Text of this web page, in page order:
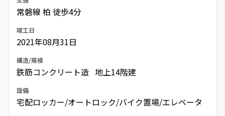
常磐線 柏 徒歩4分
竣工日
2021年08月31日
構造/規模
鉄筋コンクリート造 地上14階建
設備
宅配ロッカー/オートロック/バイク置場/エレベータ